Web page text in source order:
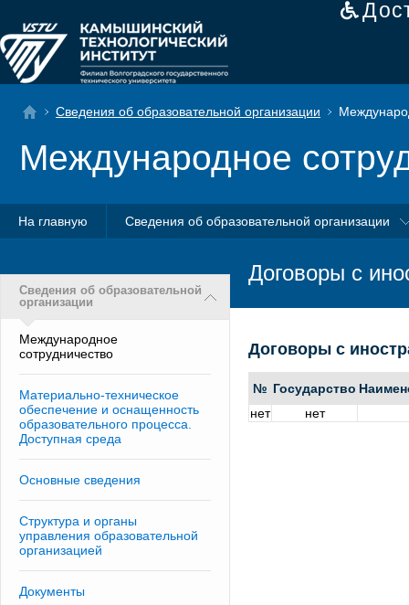
Сведения об образовательной организации
Международное
На главную Сведения об образовательной организации
Сведения об образовательной
организации
Международное
сотрудничество
Материально-техническое
обеспечение и оснащенность
образовательного процесса.
Доступная среда
Основные сведения
Структура и органы
управления образовательной
организацией
Документы
Договоры с
Договоры с
№ Государство
нет
нет